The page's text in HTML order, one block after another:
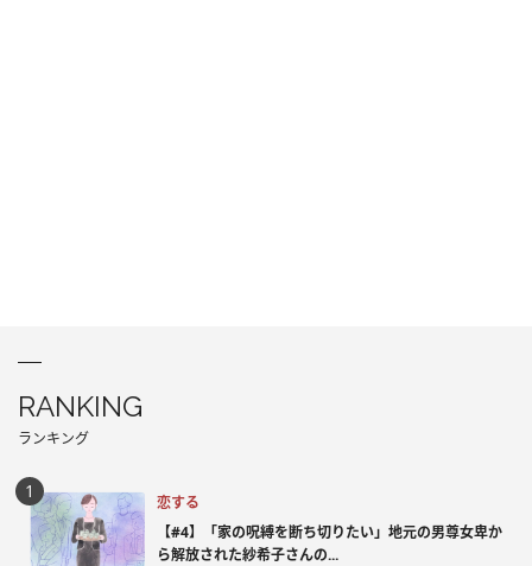
RANKING
ランキング
恋する
【#4】「家の呪縛を断ち切りたい」地元の男尊女卑か
ら解放された紗希子さんの...